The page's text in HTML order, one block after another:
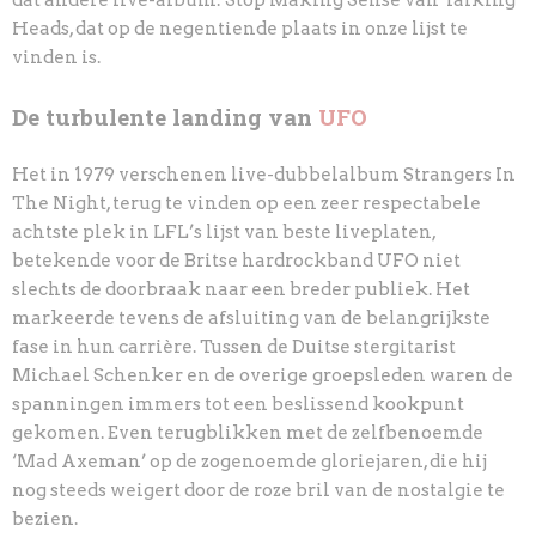
Heads, dat op de negentiende plaats in onze lijst te
vinden is.
De turbulente landing van UFO
Het in 1979 verschenen live-dubbelalbum Strangers In
The Night, terug te vinden op een zeer respectabele
achtste plek in LFL’s lijst van beste liveplaten,
betekende voor de Britse hardrockband UFO niet
slechts de doorbraak naar een breder publiek. Het
markeerde tevens de afsluiting van de belangrijkste
fase in hun carrière. Tussen de Duitse stergitarist
Michael Schenker en de overige groepsleden waren de
spanningen immers tot een beslissend kookpunt
gekomen. Even terugblikken met de zelfbenoemde
‘Mad Axeman’ op de zogenoemde gloriejaren, die hij
nog steeds weigert door de roze bril van de nostalgie te
bezien.